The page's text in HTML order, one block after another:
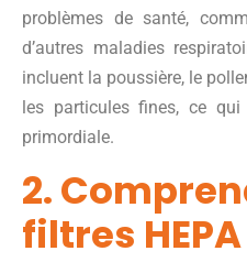
problèmes de santé,
d’autres maladies
incluent la poussière, le
les particules fines, ce
primordiale.
2.
filtres HEPA